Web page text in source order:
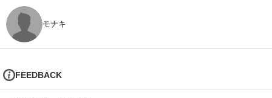
モナキ
FEEDBACK